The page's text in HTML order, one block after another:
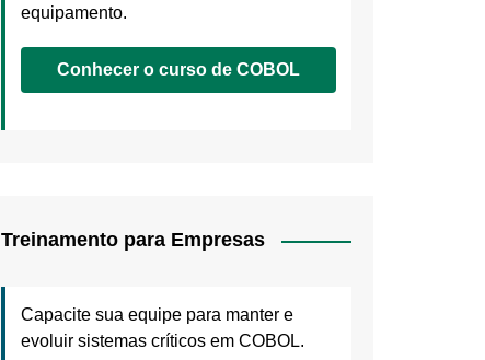
equipamento.
Conhecer o curso de COBOL
Treinamento para Empresas
Capacite sua equipe para manter e
evoluir sistemas críticos em COBOL.